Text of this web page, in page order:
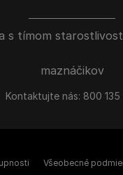
s tímom
maznáčikov
Kontaktujte nás: 800 135
Všeobecné